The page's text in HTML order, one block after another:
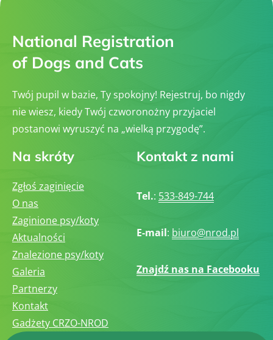
National Registration
of Dogs and Cats
Twój pupil w bazie, Ty spokojny! Rejestruj, bo nigdy
nie wiesz, kiedy Twój czworonożny przyjaciel
postanowi wyruszyć na „wielką przygodę”.
Na skróty
Zgłoś zaginięcie
O nas
Zaginione psy/koty
Aktualności
Znalezione psy/koty
Galeria
Partnerzy
Kontakt
Gadżety CRZO-NROD
Kontakt z nami
Tel.: 533-849-744
E-mail: biuro@nrod.pl
Znajdź nas na Facebooku